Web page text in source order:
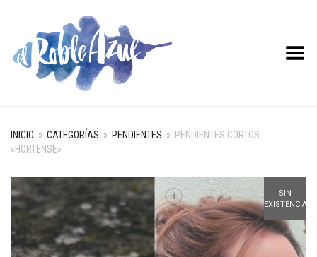
Menú desplegable
INICIO » CATEGORÍAS » PENDIENTES » PENDIENTES CORTOS
«HORTENSE»
SIN
EXISTENCIAS
+